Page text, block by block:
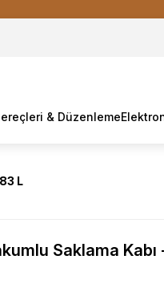
& Düzenleme
L
Saklama Kabı